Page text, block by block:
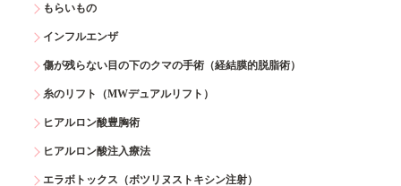
もらいもの
インフルエンザ
傷が残らない目の下のクマの手術（経結膜的脱脂術）
糸のリフト（MWデュアルリフト）
ヒアルロン酸豊胸術
ヒアルロン酸注入療法
エラボトックス（ボツリヌストキシン注射）